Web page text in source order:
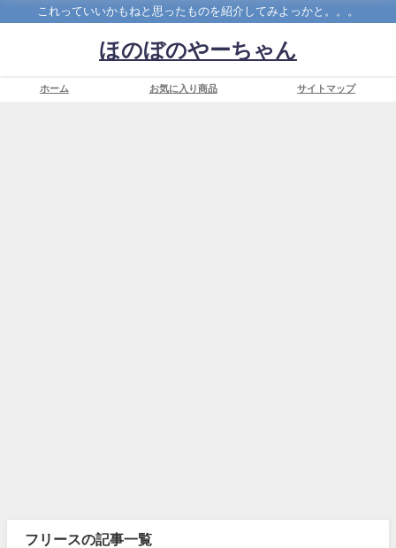
これっていいかもねと思ったものを紹介してみよっかと。。。
ほのぼのやーちゃん
ホーム お気に入り商品 サイトマップ
フリースの記事一覧